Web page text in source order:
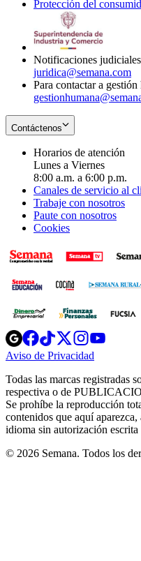
newin
Protección del
Notificaciones judiciales
juridica@semana.com
Para contactar a gestión
Contáctenos
Horarios de atención
Lunes a Viernes
8:00 a.m. a 6:00 p.m.
Canales de servicio al
Trabaje con nosotros
Paute con nosotros
Cookies
Opens
in
new
Opens
in
new
Opens
in
new
window
Opens
new
windowwindow
Aviso de Privacidad
new
window
Todas las marcas registradas
respectiva o de
Se prohíbe la reproducción
contenidos que aquí
idioma sin autorización escrita
© 2026 Semana. Todos los